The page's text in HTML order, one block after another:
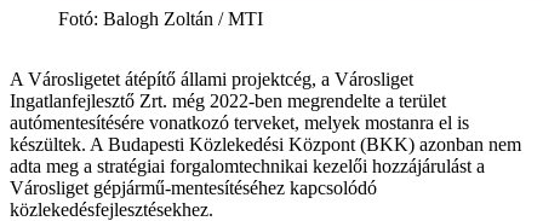
Fotó: Balogh Zoltán / MTI
A Városligetet átépítő állami projektcég, a Városliget
Ingatlanfejlesztő Zrt. még 2022-ben megrendelte a terület
autómentesítésére vonatkozó terveket, melyek mostanra el is
készültek. A Budapesti Közlekedési Központ (BKK) azonban nem
adta meg a stratégiai forgalomtechnikai kezelői hozzájárulást a
Városliget gépjármű-mentesítéséhez kapcsolódó
közlekedésfejlesztésekhez.